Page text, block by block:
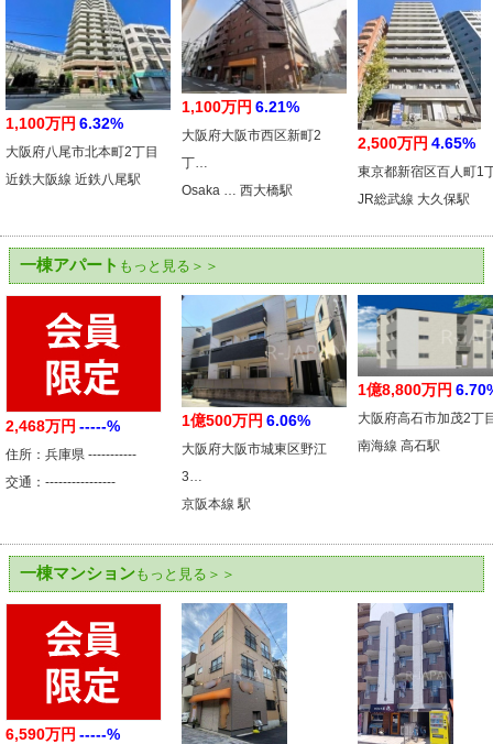
1,100万円 6.32%
大阪府八尾市北本町2丁目
近鉄大阪線 近鉄八尾駅
1,100万円 6.21%
大阪府大阪市西区新町2
丁…
Osaka … 西大橋駅
2,500万円 4.65%
東京都新宿区百人町1
JR総武線 大久保駅
一棟アパート もっと見る＞＞
2,468万円 -----%
住所：兵庫県 -----------
交通：----------------
1億500万円 6.06%
大阪府大阪市城東区野江
3…
京阪本線 駅
1億8,800万円
大阪府高石市加茂2丁
南海線 高石駅
一棟マンションもっと見る＞＞
6,590万円 -----%